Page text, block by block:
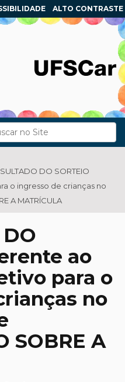
Avançada…
ALTO CONTRASTE
DO SORTEIO
o ingresso de crianças no
A MATRÍCULA
DO
ao
para o
no
SOBRE A